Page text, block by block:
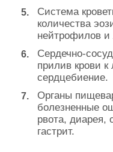
Система
количества
нейтрофилов и
Сердечно-
прилив крови к
сердцебиение.
Органы
болезненные
рвота, диарея,
гастрит.